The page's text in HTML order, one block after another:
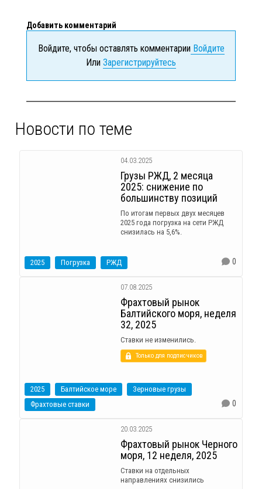
Добавить комментарий
Войдите, чтобы оставлять комментарииВойдите
Или Зарегистрируйтесь
Новости по теме
04.03.2025
Грузы РЖД, 2 месяца
2025: снижение по
большинству позиций
По итогам первых двух месяцев
2025 года погрузка на сети РЖД
снизилась на 5,6%.
2025 Погрузка РЖД 0
07.08.2025
Фрахтовый рынок
Балтийского моря, неделя
32, 2025
Ставки не изменились.
Только для подписчиков
2025 Балтийское море
Зерновые грузы
Фрахтовые ставки
0
20.03.2025
Фрахтовый рынок Черного
моря, 12 неделя, 2025
Ставки на отдельных
направлениях снизились